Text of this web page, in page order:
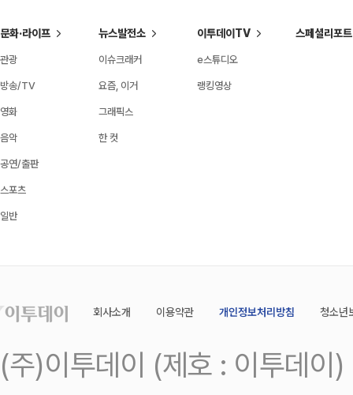
문화·라이프
관광
방송/TV
영화
음악
공연/출판
스포츠
일반
뉴스발전소
이슈크래커
요즘, 이거
그래픽스
한 컷
이투데이TV
e스튜디오
랭킹영상
스페셜리포트
회사소개 이용약관 개인정보처리방침 청소년
(주)이투데이 (제호 : 이투데